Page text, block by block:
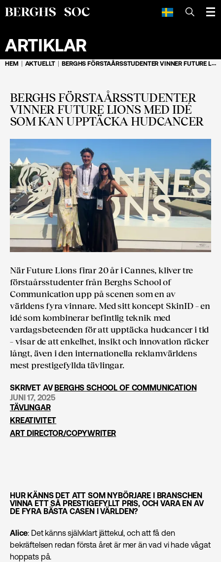
SÖK
ARTIKLAR
HEM AKTUELLT BERGHS FÖRSTAÅRSSTUDENTER VINNER FUTURE LIONS MED IDÉ SOM KAN UPPTÄCKA HUDCANCER
BERGHS FÖRSTAÅRSSTUDENTER
VINNER FUTURE LIONS MED IDÉ
SOM KAN UPPTÄCKA HUDCANCER
När Future Lions firar 20 år i Cannes, kliver tre
förstaårsstudenter från Berghs School of
Communication upp på scenen som en av
världens fyra vinnare. Med sitt koncept SkinID – en
idé som kombinerar befintlig teknik med
vardagsbeteenden för att upptäcka hudcancer i tid
– visar de att enkelhet, insikt och innovation räcker
långt, även i den internationella reklamvärldens
mest prestigefyllda tävlingar.
SKRIVET AV BERGHS SCHOOL OF COMMUNICATION
JUNI 17, 2025
TÄVLINGAR
KREATIVITET
ART DIRECTOR/COPYWRITER
HUR KÄNNS DET ATT SOM NYBÖRJARE I BRANSCHEN
VINNA ETT SÅ PRESTIGEFYLLT PRIS, OCH VARA EN AV
DE FYRA BÄSTA CASEN I VÄRLDEN?
Alice: Det känns självklart jättekul, och att få den
bekräftelsen redan första året är mer än vad vi hade vågat
hoppats på.